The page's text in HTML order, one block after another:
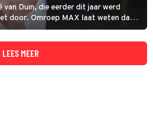
van Duin, die eerder dit jaar werd
door. Omroep MAX laat weten dat
te produceren.
LEES MEER